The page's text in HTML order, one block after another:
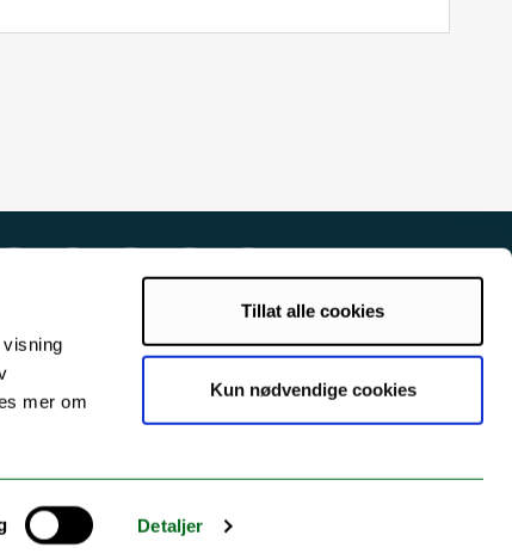
mer om
Detaljer
Tillat alle cookies
Kun nødvendige cookies